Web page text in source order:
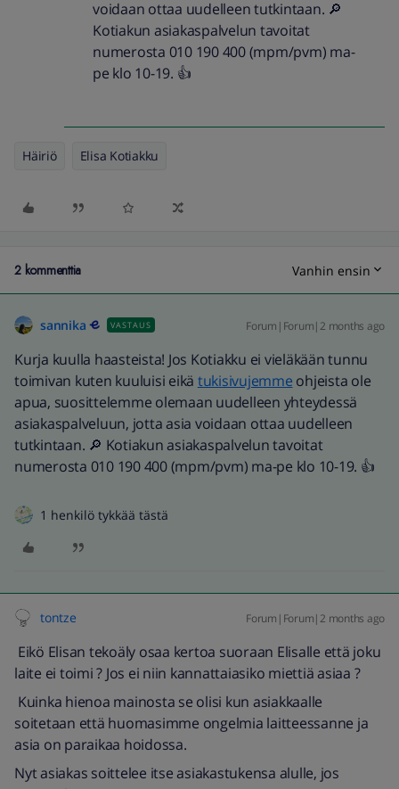
voidaan ottaa uudelleen tutkintaan. 🔎
Kotiakun asiakaspalvelun tavoitat
numerosta 010 190 400​ (mpm/pvm)​ ma-
pe klo 10-19. 👍
Häiriö Elisa Kotiakku
2 kommenttia Vanhin ensin
sannika VASTAUS Forum|Forum|2 months ago
Kurja kuulla haasteista! Jos Kotiakku ei vieläkään tunnu
toimivan kuten kuuluisi eikä tukisivujemme ohjeista ole
apua, suosittelemme olemaan uudelleen yhteydessä
asiakaspalveluun, jotta asia voidaan ottaa uudelleen
tutkintaan. 🔎 Kotiakun asiakaspalvelun tavoitat
numerosta 010 190 400​ (mpm/pvm)​ ma-pe klo 10-19. 👍
1 henkilö tykkää tästä
tontze Forum|Forum|2 months ago
Eikö Elisan tekoäly osaa kertoa suoraan Elisalle että joku
laite ei toimi ? Jos ei niin kannattaiasiko miettiä asiaa ?
Kuinka hienoa mainosta se olisi kun asiakkaalle
soitetaan että huomasimme ongelmia laitteessanne ja
asia on paraikaa hoidossa.
Nyt asiakas soittelee itse asiakastukensa alulle, jos